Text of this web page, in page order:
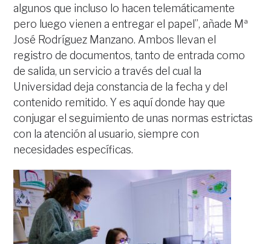
algunos que incluso lo hacen telemáticamente
pero luego vienen a entregar el papel”, añade Mª
José Rodríguez Manzano. Ambos llevan el
registro de documentos, tanto de entrada como
de salida, un servicio a través del cual la
Universidad deja constancia de la fecha y del
contenido remitido. Y es aquí donde hay que
conjugar el seguimiento de unas normas estrictas
con la atención al usuario, siempre con
necesidades específicas.